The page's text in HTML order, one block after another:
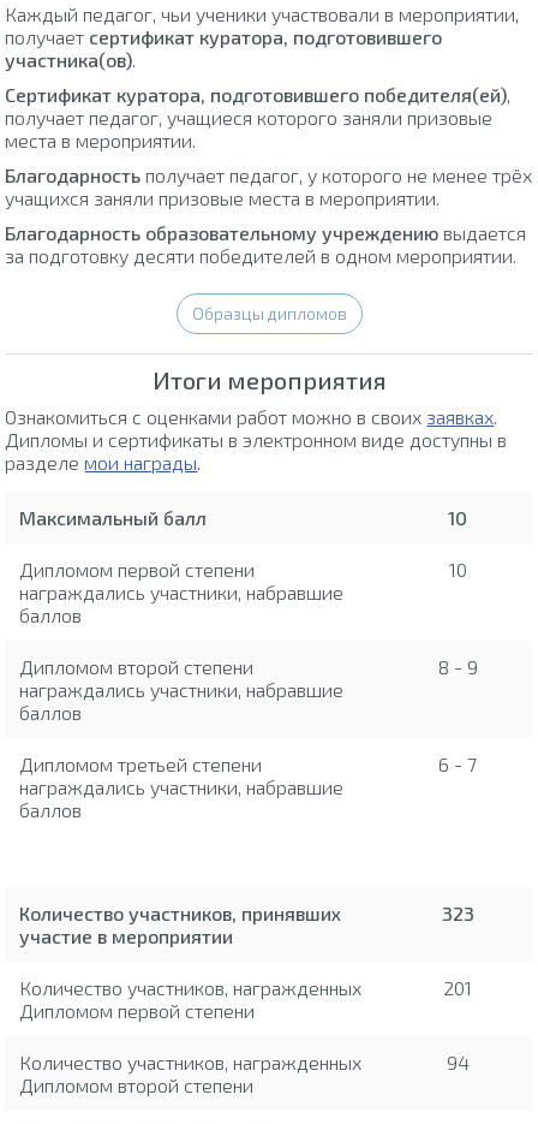
Каждый педагог, чьи ученики участвовали в мероприятии,
получает сертификат куратора, подготовившего
участника(ов).
Сертификат куратора, подготовившего победителя(ей),
получает педагог, учащиеся которого заняли призовые
места в мероприятии.
Благодарность получает педагог, у которого не менее трёх
учащихся заняли призовые места в мероприятии.
Благодарность образовательному учреждению выдается
за подготовку десяти победителей в одном мероприятии.
Образцы дипломов
Итоги мероприятия
Ознакомиться с оценками работ можно в своих заявках.
Дипломы и сертификаты в электронном виде доступны в
разделемои награды.
Максимальный балл 10
Дипломом первой степени
награждались участники, набравшие
баллов
10
Дипломом второй степени
награждались участники, набравшие
баллов
8 - 9
Дипломом третьей степени
награждались участники, набравшие
баллов
6 - 7
Количество участников, принявших
участие в мероприятии
323
Количество участников, награжденных
Дипломом первой степени
201
Количество участников, награжденных
Дипломом второй степени
94